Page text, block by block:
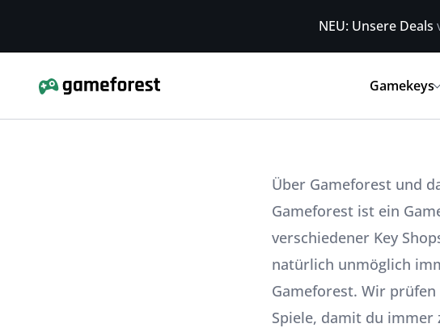
NEU: Unsere Deals
Gamekeys
Über Gameforest und
Gameforest ist ein
verschiedener Key
natürlich unmöglich
Gameforest. Wir
Spiele, damit du immer